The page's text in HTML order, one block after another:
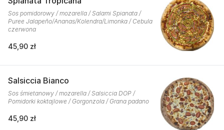
Sos pomidorowy / mozarella / Salami Spianata /
Puree Jalapeño/Ananas/Kolendra/Limonka / Cebula
czerwona
45,90 zł
Salsiccia Bianco
Sos śmietanowy / mozarella / Salsiccia DOP /
Pomidorki koktajlowe / Gorgonzola / Grana padano
45,90 zł